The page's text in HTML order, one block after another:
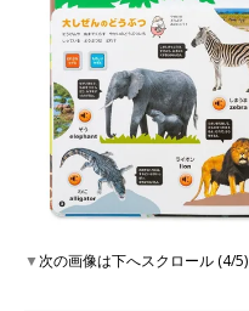
▼次の画像は下へスクロール (4/5)